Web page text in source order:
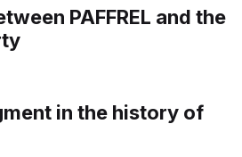
PAFFREL and the
in the history of